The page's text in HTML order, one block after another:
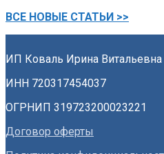
ВСЕ НОВЫЕ СТАТЬИ >>
ИП Коваль Ирина Витальевна
ИНН 720317454037
ОГРНИП 319723200023221
Договор оферты